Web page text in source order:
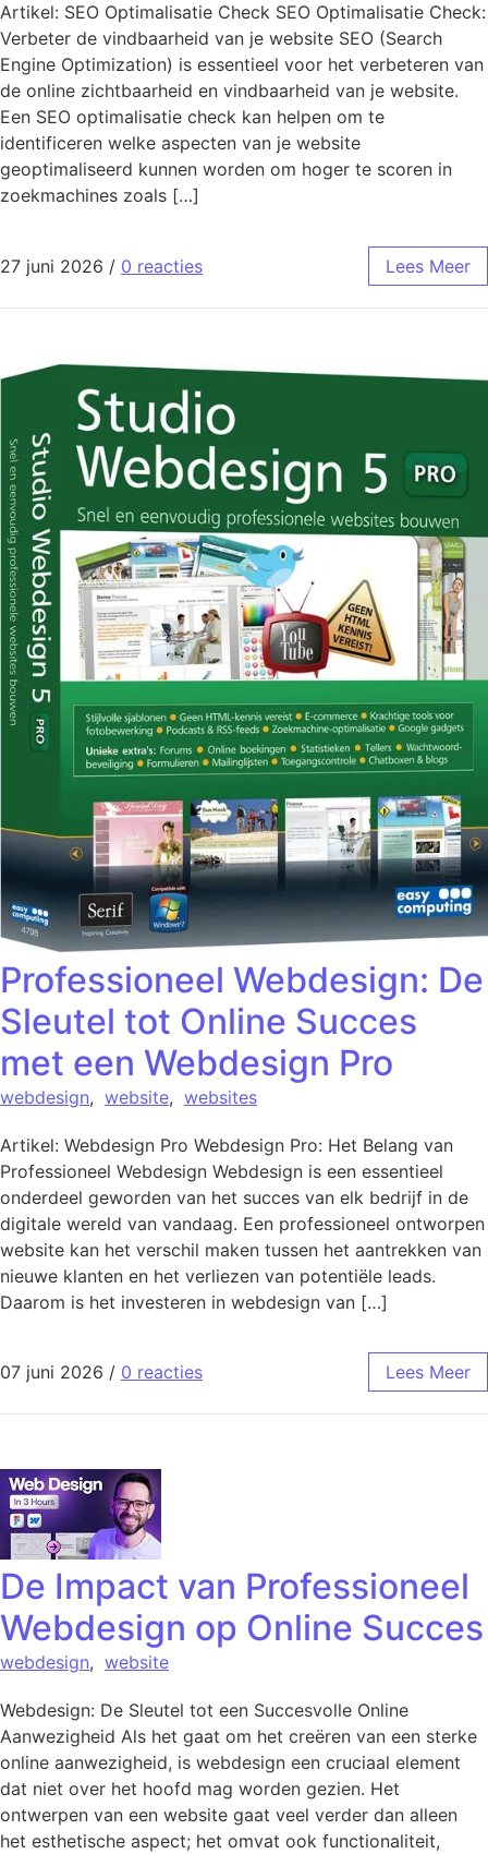
Artikel: SEO Optimalisatie Check SEO Optimalisatie Check:
Verbeter de vindbaarheid van je website SEO (Search
Engine Optimization) is essentieel voor het verbeteren van
de online zichtbaarheid en vindbaarheid van je website.
Een SEO optimalisatie check kan helpen om te
identificeren welke aspecten van je website
geoptimaliseerd kunnen worden om hoger te scoren in
zoekmachines zoals […]
27 juni 2026 / 0 reacties Lees Meer
Professioneel Webdesign: De
Sleutel tot Online Succes
met een Webdesign Pro
webdesign, website, websites
Artikel: Webdesign Pro Webdesign Pro: Het Belang van
Professioneel Webdesign Webdesign is een essentieel
onderdeel geworden van het succes van elk bedrijf in de
digitale wereld van vandaag. Een professioneel ontworpen
website kan het verschil maken tussen het aantrekken van
nieuwe klanten en het verliezen van potentiële leads.
Daarom is het investeren in webdesign van […]
07 juni 2026 / 0 reacties Lees Meer
De Impact van Professioneel
Webdesign op Online Succes
webdesign, website
Webdesign: De Sleutel tot een Succesvolle Online
Aanwezigheid Als het gaat om het creëren van een sterke
online aanwezigheid, is webdesign een cruciaal element
dat niet over het hoofd mag worden gezien. Het
ontwerpen van een website gaat veel verder dan alleen
het esthetische aspect; het omvat ook functionaliteit,